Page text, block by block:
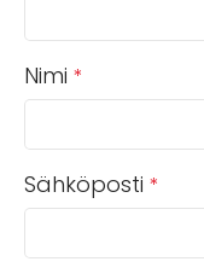
Nimi *
Sähköposti *